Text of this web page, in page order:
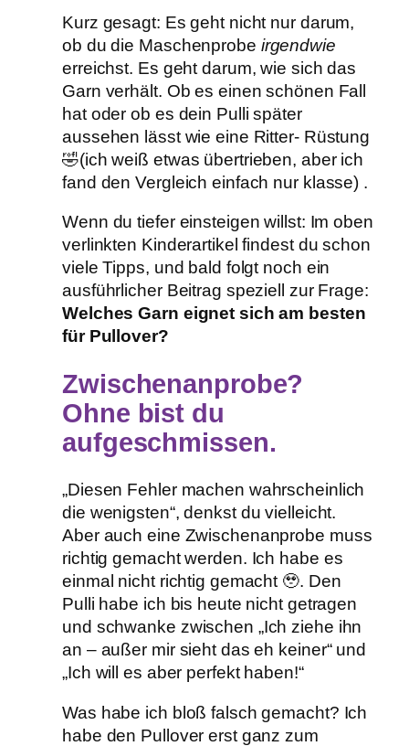
Kurz gesagt: Es geht nicht nur darum,
ob du die Maschenprobe irgendwie
erreichst. Es geht darum, wie sich das
Garn verhält. Ob es einen schönen Fall
hat oder ob es dein Pulli später
aussehen lässt wie eine Ritter- Rüstung
🤣(ich weiß etwas übertrieben, aber ich
fand den Vergleich einfach nur klasse) .
Wenn du tiefer einsteigen willst: Im oben
verlinkten Kinderartikel findest du schon
viele Tipps, und bald folgt noch ein
ausführlicher Beitrag speziell zur Frage:
Welches Garn eignet sich am besten
für Pullover?
Zwischenanprobe?
Ohne bist du
aufgeschmissen.
„Diesen Fehler machen wahrscheinlich
die wenigsten“, denkst du vielleicht.
Aber auch eine Zwischenanprobe muss
richtig gemacht werden. Ich habe es
einmal nicht richtig gemacht 🥹. Den
Pulli habe ich bis heute nicht getragen
und schwanke zwischen „Ich ziehe ihn
an – außer mir sieht das eh keiner“ und
„Ich will es aber perfekt haben!“
Was habe ich bloß falsch gemacht? Ich
habe den Pullover erst ganz zum